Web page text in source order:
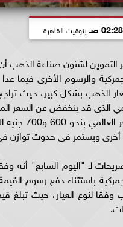
02:28 صـ بتوقيت القاهرة
لشئون صناعة الذهب
الذهب في
أخرى ويستمر فى حدوث توازن
لـ "اليوم السابع" أنه